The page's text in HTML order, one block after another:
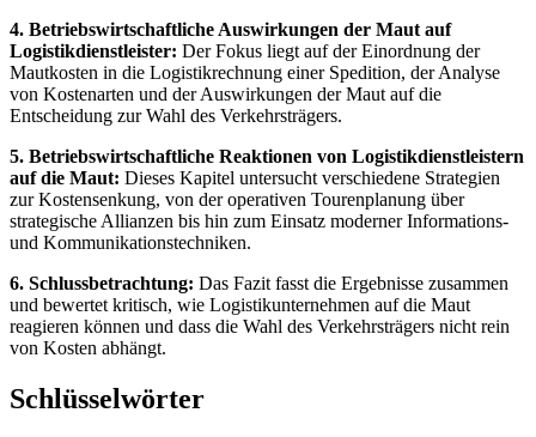
4. Betriebswirtschaftliche Auswirkungen der Maut auf
Logistikdienstleister: Der Fokus liegt auf der Einordnung der
Mautkosten in die Logistikrechnung einer Spedition, der Analyse
von Kostenarten und der Auswirkungen der Maut auf die
Entscheidung zur Wahl des Verkehrsträgers.
5. Betriebswirtschaftliche Reaktionen von Logistikdienstleistern
auf die Maut: Dieses Kapitel untersucht verschiedene Strategien
zur Kostensenkung, von der operativen Tourenplanung über
strategische Allianzen bis hin zum Einsatz moderner Informations-
und Kommunikationstechniken.
6. Schlussbetrachtung: Das Fazit fasst die Ergebnisse zusammen
und bewertet kritisch, wie Logistikunternehmen auf die Maut
reagieren können und dass die Wahl des Verkehrsträgers nicht rein
von Kosten abhängt.
Schlüsselwörter